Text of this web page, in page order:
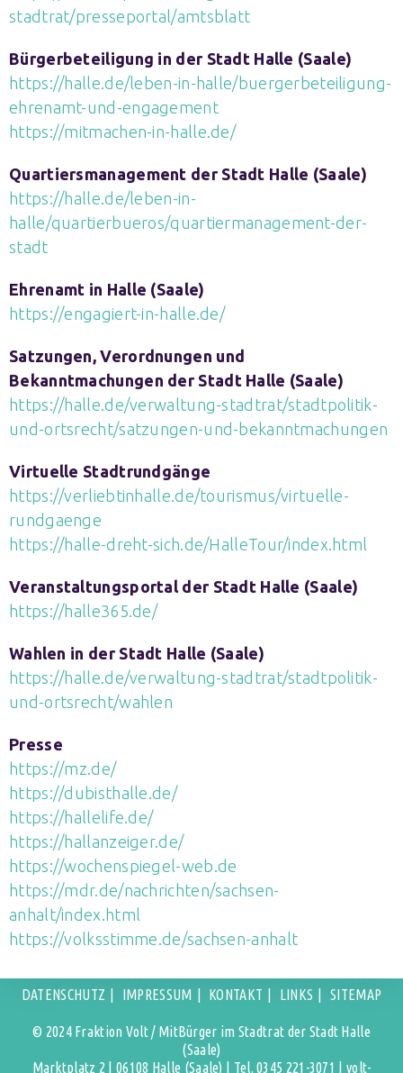
stadtrat/presseportal/amtsblatt
Bürgerbeteiligung in der Stadt Halle (Saale)
https://halle.de/leben-in-halle/buergerbeteiligung-
ehrenamt-und-engagement
https://mitmachen-in-halle.de/
Quartiersmanagement der Stadt Halle (Saale)
https://halle.de/leben-in-
halle/quartierbueros/quartiermanagement-der-
stadt
Ehrenamt in Halle (Saale)
https://engagiert-in-halle.de/
Satzungen, Verordnungen und
Bekanntmachungen der Stadt Halle (Saale)
https://halle.de/verwaltung-stadtrat/stadtpolitik-
und-ortsrecht/satzungen-und-bekanntmachungen
Virtuelle Stadtrundgänge
https://verliebtinhalle.de/tourismus/virtuelle-
rundgaenge
https://halle-dreht-sich.de/HalleTour/index.html
Veranstaltungsportal der Stadt Halle (Saale)
https://halle365.de/
Wahlen in der Stadt Halle (Saale)
https://halle.de/verwaltung-stadtrat/stadtpolitik-
und-ortsrecht/wahlen
Presse
https://mz.de/
https://dubisthalle.de/
https://hallelife.de/
https://hallanzeiger.de/
https://wochenspiegel-web.de
https://mdr.de/nachrichten/sachsen-
anhalt/index.html
https://volksstimme.de/sachsen-anhalt
DATENSCHUTZ IMPRESSUM KONTAKT LINKS SITEMAP
© 2024 Fraktion Volt / MitBürger im Stadtrat der Stadt Halle
(Saale)
Marktplatz 2 | 06108 Halle (Saale) | Tel. 0345 221-3071 | volt-